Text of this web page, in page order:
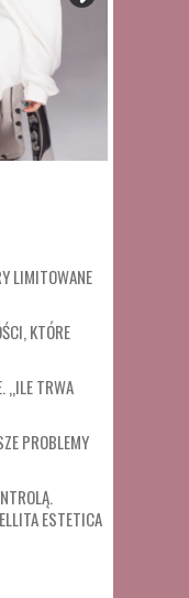
LIMITOWANE
KTÓRE
„ILE TRWA
PROBLEMY
ESTETICA